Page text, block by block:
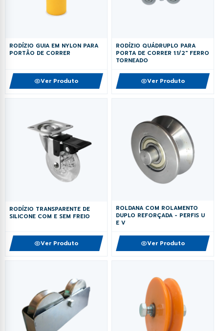
RODÍZIO GUIA EM NYLON PARA
PORTÃO DE CORRER
Ver Produto
RODÍZIO QUÁDRUPLO PARA
PORTA DE CORRER 1.1/2" FERRO
TORNEADO
Ver Produto
RODÍZIO TRANSPARENTE DE
SILICONE COM E SEM FREIO
Ver Produto
ROLDANA COM ROLAMENTO
DUPLO REFORÇADA - PERFIS U
E V
Ver Produto